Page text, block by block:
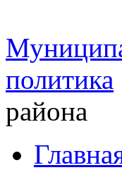
политика
района